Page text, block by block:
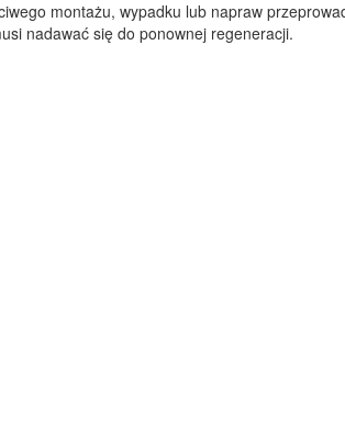
montażu, wypadku lub napraw
nadawać się do ponownej regeneracji.